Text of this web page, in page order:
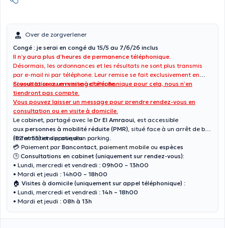
Over de zorgverlener
Congé : je serai en congé du 15/5 au 7/6/26 inclus
Il n’y aura plus d’heures de permanence téléphonique.
Désormais, les ordonnances et les résultats ne sont plus transmis
par e-mail ni par téléphone. Leur remise se fait exclusivement en
consultation ou en visite à domicile.
Si vous laissez un message téléphonique pour cela, nous n’en
tiendront pas compte.
Vous pouvez laisser un message pour prendre rendez-vous en
consultation ou en visite à domicile.
Le cabinet, partagé avec le Dr El Amraoui, est accessible
aux personnes à mobilité réduite (PMR), situé face à un arrêt de bus
(82 et 55) et dispose d’un parking.
ℹ️ Informations pratiques
💳 Paiement par Bancontact, paiement mobile ou espèces
🕒 Consultations en cabinet (uniquement sur rendez-vous):
• Lundi, mercredi et vendredi : 09h00 – 13h00
• Mardi et jeudi : 14h00 – 18h00
🏠 Visites à domicile (uniquement sur appel téléphonique) :
• Lundi, mercredi et vendredi : 14h – 18h00
• Mardi et jeudi : 08h à 13h